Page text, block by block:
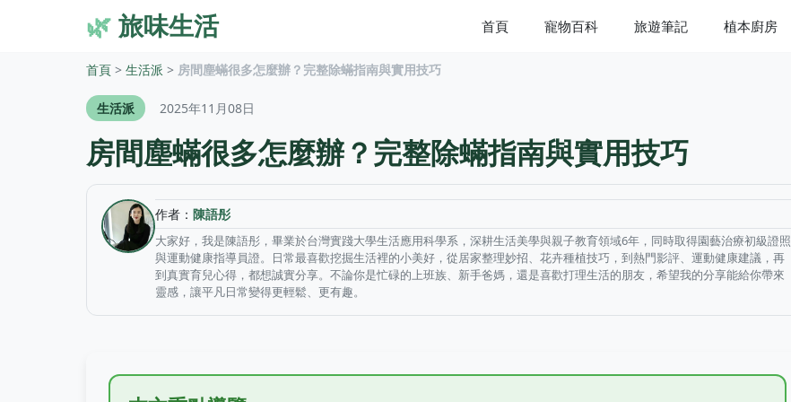
🌿旅味生活 首頁 寵物百科 旅遊筆記 植本廚房
首頁 > 生活派 > 房間塵蟎很多怎麼辦？完整除蟎指南與實用技巧
生活派 2025年11月08日
房間塵蟎很多怎麼辦？完整除蟎指南與實用技巧
作者： 陳語彤
大家好，我是陳語彤，畢業於台灣實踐大學生活應用科學系，深耕生活美學與親子教育領域6年，同時取得園藝治療初級證照
與運動健康指導員證。日常最喜歡挖掘生活裡的小美好，從居家整理妙招、花卉種植技巧，到熱門影評、運動健康建議，再
到真實育兒心得，都想誠實分享。不論你是忙碌的上班族、新手爸媽，還是喜歡打理生活的朋友，希望我的分享能給你帶來
靈感，讓平凡日常變得更輕鬆、更有趣。